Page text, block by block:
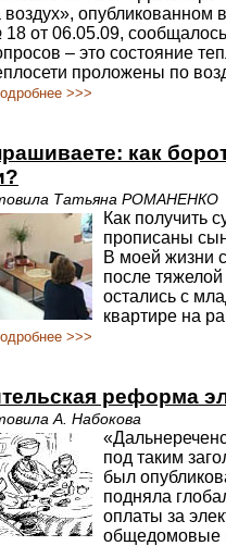
воздух», опубликованном
от 06.05.09,
– это состояние
проложены по
>>>
как
Татьяна РОМАНЕНКО
Как получить
прописаны
В моей жизни
после
остались с
квартире на
>>>
реформа
А. Набокова
под таким
был
подняла
оплаты за
общедомовые